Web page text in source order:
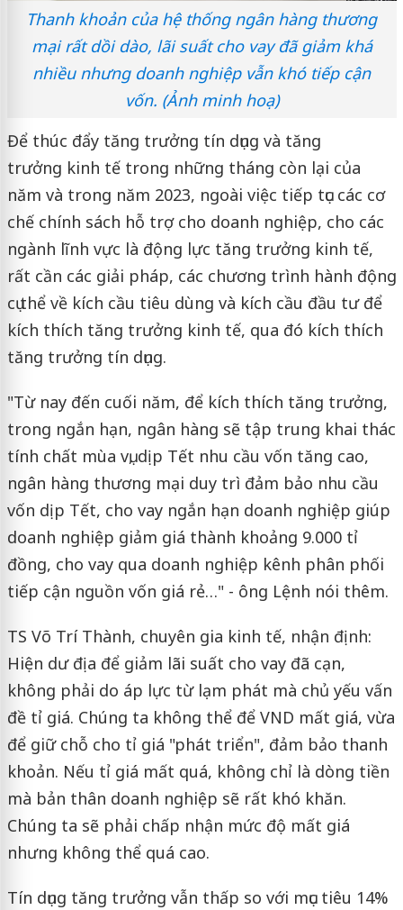
Thanh khoản của hệ thống ngân hàng thương
mại rất dồi dào, lãi suất cho vay đã giảm khá
nhiều nhưng doanh nghiệp vẫn khó tiếp cận
vốn. (Ảnh minh hoạ)
Để thúc đẩy tăng trưởng tín dụng và tăng
trưởng kinh tế trong những tháng còn lại của
năm và trong năm 2023, ngoài việc tiếp tục các cơ
chế chính sách hỗ trợ cho doanh nghiệp, cho các
ngành lĩnh vực là động lực tăng trưởng kinh tế,
rất cần các giải pháp, các chương trình hành động
cụ thể về kích cầu tiêu dùng và kích cầu đầu tư để
kích thích tăng trưởng kinh tế, qua đó kích thích
tăng trưởng tín dụng.
"Từ nay đến cuối năm, để kích thích tăng trưởng,
trong ngắn hạn, ngân hàng sẽ tập trung khai thác
tính chất mùa vụ, dịp Tết nhu cầu vốn tăng cao,
ngân hàng thương mại duy trì đảm bảo nhu cầu
vốn dịp Tết, cho vay ngắn hạn doanh nghiệp giúp
doanh nghiệp giảm giá thành khoảng 9.000 tỉ
đồng, cho vay qua doanh nghiệp kênh phân phối
tiếp cận nguồn vốn giá rẻ…" - ông Lệnh nói thêm.
TS Võ Trí Thành, chuyên gia kinh tế, nhận định:
Hiện dư địa để giảm lãi suất cho vay đã cạn,
không phải do áp lực từ lạm phát mà chủ yếu vấn
đề tỉ giá. Chúng ta không thể để VND mất giá, vừa
để giữ chỗ cho tỉ giá "phát triển", đảm bảo thanh
khoản. Nếu tỉ giá mất quá, không chỉ là dòng tiền
mà bản thân doanh nghiệp sẽ rất khó khăn.
Chúng ta sẽ phải chấp nhận mức độ mất giá
nhưng không thể quá cao.
Tín dụng tăng trưởng vẫn thấp so với mục tiêu 14%